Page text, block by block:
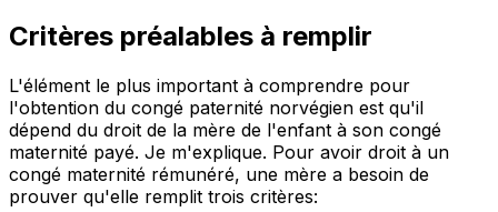
Critères préalables à remplir
L'élément le plus important à comprendre pour
l'obtention du congé paternité norvégien est qu'il
dépend du droit de la mère de l'enfant à son congé
maternité payé. Je m'explique. Pour avoir droit à un
congé maternité rémunéré, une mère a besoin de
prouver qu'elle remplit trois critères: